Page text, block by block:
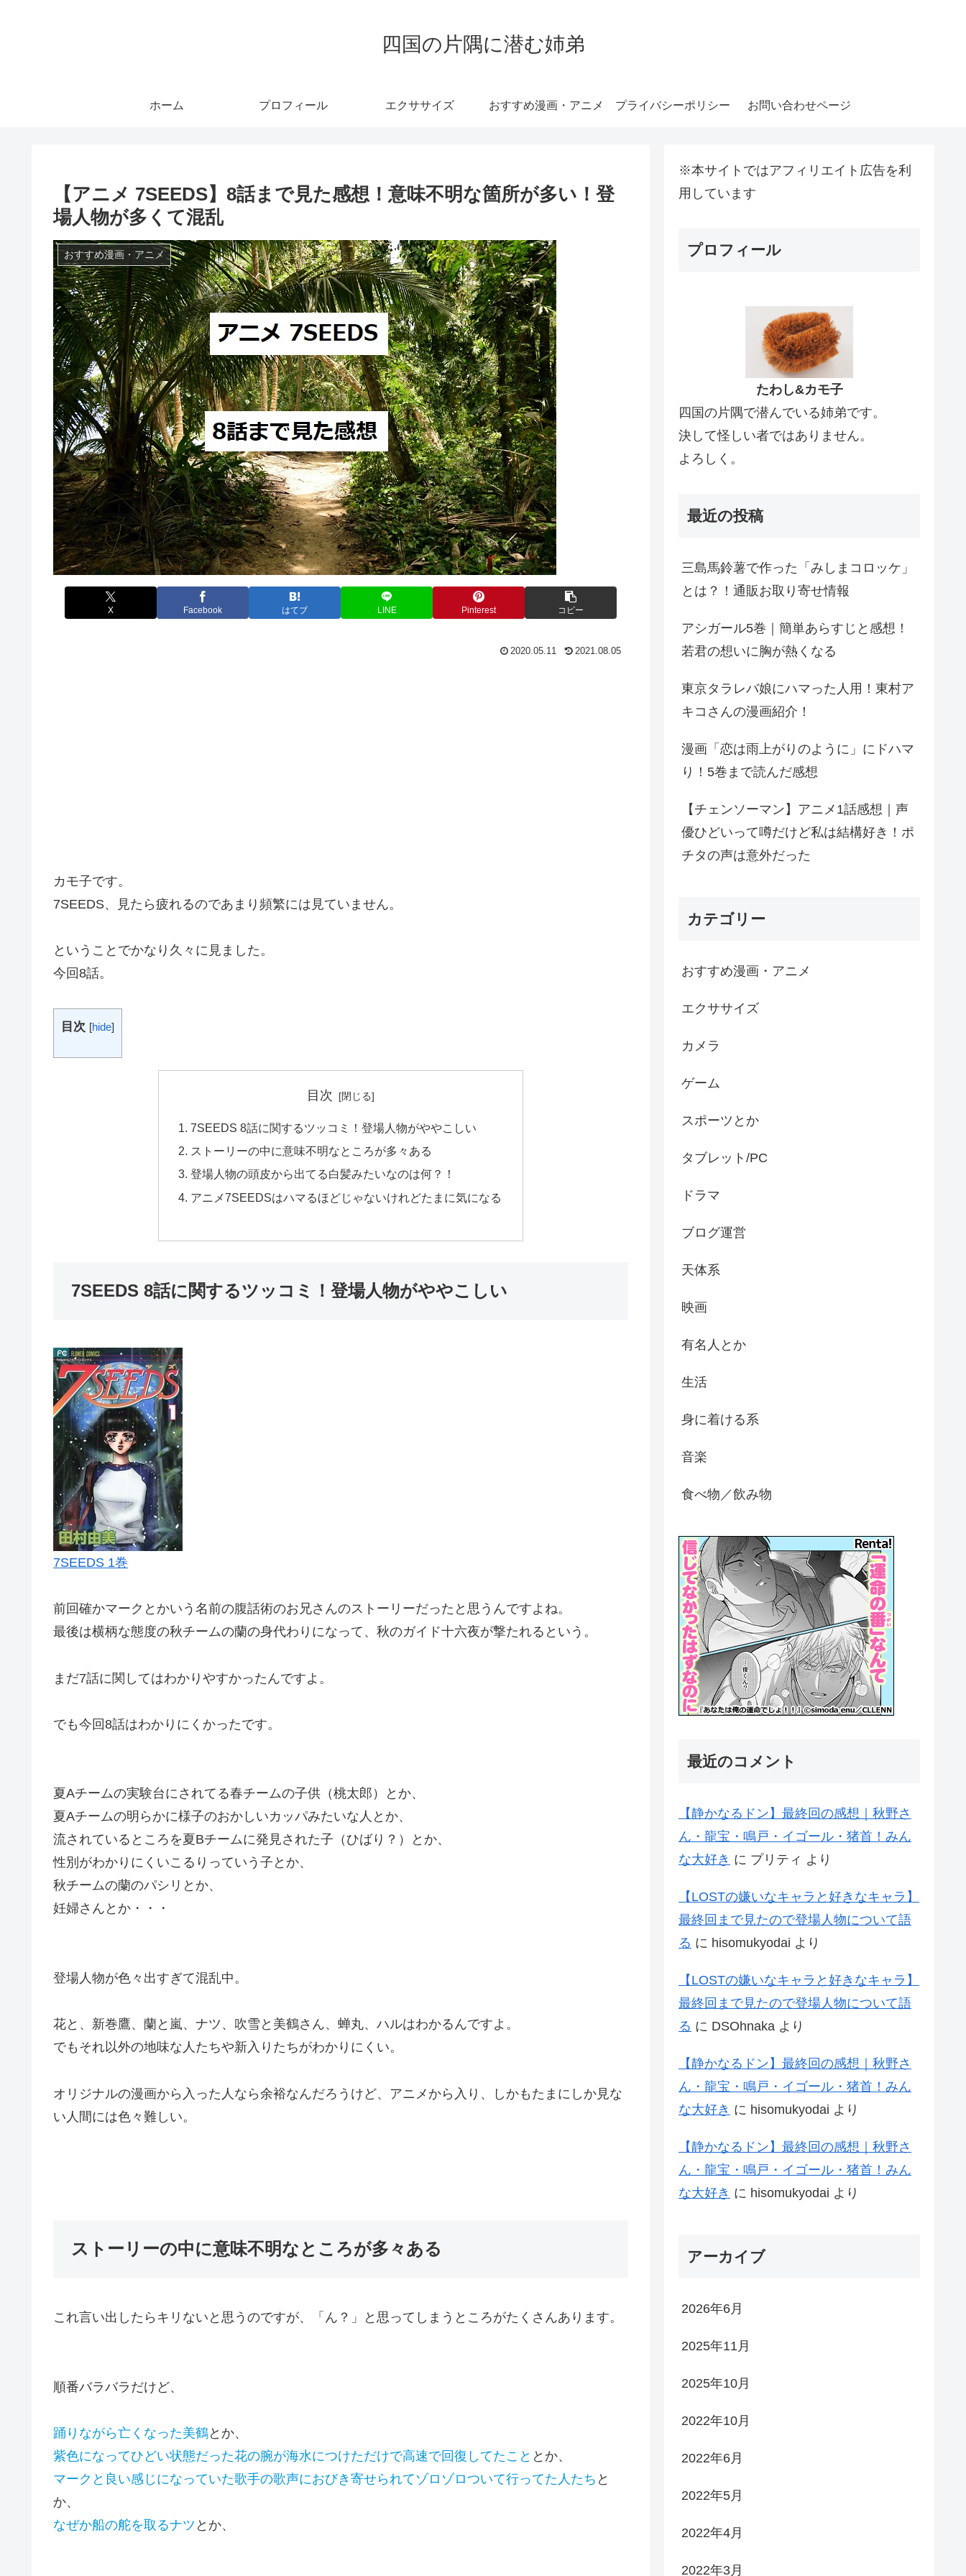
四国の片隅に潜む姉弟
ホーム プロフィール エクササイズ おすすめ漫画・アニメ プライバシーポリシー お問い合わせページ
【アニメ 7SEEDS】8話まで見た感想！意味不明な箇所が多い！登
場人物が多くて混乱
おすすめ漫画・アニメ
X Facebook はてブ LINE Pinterest コピー
2020.05.11 2021.08.05
カモ子です。
7SEEDS、見たら疲れるのであまり頻繁には見ていません。
ということでかなり久々に見ました。
今回8話。
目次 [hide]
目次
7SEEDS 8話に関するツッコミ！登場人物がややこしい
ストーリーの中に意味不明なところが多々ある
登場人物の頭皮から出てる白髪みたいなのは何？！
アニメ7SEEDSはハマるほどじゃないけれどたまに気になる
7SEEDS 8話に関するツッコミ！登場人物がややこしい
7SEEDS 1巻
前回確かマークとかいう名前の腹話術のお兄さんのストーリーだったと思うんですよね。
最後は横柄な態度の秋チームの蘭の身代わりになって、秋のガイド十六夜が撃たれるという。
まだ7話に関してはわかりやすかったんですよ。
でも今回8話はわかりにくかったです。
夏Aチームの実験台にされてる春チームの子供（桃太郎）とか、
夏Aチームの明らかに様子のおかしいカッパみたいな人とか、
流されているところを夏Bチームに発見された子（ひばり？）とか、
性別がわかりにくいこるりっていう子とか、
秋チームの蘭のパシリとか、
妊婦さんとか・・・
登場人物が色々出すぎて混乱中。
花と、新巻鷹、蘭と嵐、ナツ、吹雪と美鶴さん、蝉丸、ハルはわかるんですよ。
でもそれ以外の地味な人たちや新入りたちがわかりにくい。
オリジナルの漫画から入った人なら余裕なんだろうけど、アニメから入り、しかもたまにしか見な
い人間には色々難しい。
ストーリーの中に意味不明なところが多々ある
これ言い出したらキリないと思うのですが、「ん？」と思ってしまうところがたくさんあります。
順番バラバラだけど、
踊りながら亡くなった美鶴とか、
紫色になってひどい状態だった花の腕が海水につけただけで高速で回復してたこと とか、
マークと良い感じになっていた歌手の歌声におびき寄せられてゾロゾロついて行ってた人たち と
か、
なぜか船の舵を取るナツ とか、
※本サイトではアフィリエイト広告を利
用しています
プロフィール
たわし&カモ子
四国の片隅で潜んでいる姉弟です。
決して怪しい者ではありません。
よろしく。
最近の投稿
三島馬鈴薯で作った「みしまコロッケ」
とは？！通販お取り寄せ情報
アシガール5巻｜簡単あらすじと感想！
若君の想いに胸が熱くなる
東京タラレバ娘にハマった人用！東村ア
キコさんの漫画紹介！
漫画「恋は雨上がりのように」にドハマ
り！5巻まで読んだ感想
【チェンソーマン】アニメ1話感想｜声
優ひどいって噂だけど私は結構好き！ポ
チタの声は意外だった
カテゴリー
おすすめ漫画・アニメ
エクササイズ
カメラ
ゲーム
スポーツとか
タブレット/PC
ドラマ
ブログ運営
天体系
映画
有名人とか
生活
身に着ける系
音楽
食べ物／飲み物
最近のコメント
【静かなるドン】最終回の感想｜秋野さ
ん・龍宝・鳴戸・イゴール・猪首！みん
な大好き に プリティ より
【LOSTの嫌いなキャラと好きなキャラ】
最終回まで見たので登場人物について語
る に hisomukyodai より
【LOSTの嫌いなキャラと好きなキャラ】
最終回まで見たので登場人物について語
る に DSOhnaka より
【静かなるドン】最終回の感想｜秋野さ
ん・龍宝・鳴戸・イゴール・猪首！みん
な大好き に hisomukyodai より
【静かなるドン】最終回の感想｜秋野さ
ん・龍宝・鳴戸・イゴール・猪首！みん
な大好き に hisomukyodai より
アーカイブ
2026年6月
2025年11月
2025年10月
2022年10月
2022年6月
2022年5月
2022年4月
2022年3月